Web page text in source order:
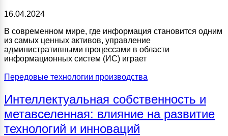
16.04.2024
В современном мире, где информация становится одним
из самых ценных активов, управление
административными процессами в области
информационных систем (ИС) играет
Передовые технологии производства
Интеллектуальная собственность и
метавселенная: влияние на развитие
технологий и инноваций